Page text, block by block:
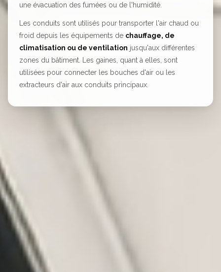
une évacuation des fumées ou de l'humidité.
Les conduits sont utilisés pour transporter l'air chaud ou
froid depuis les équipements de chauffage, de
climatisation ou de ventilation jusqu'aux différentes
zones du bâtiment. Les gaines, quant à elles, sont
utilisées pour connecter les bouches d'air ou les
extracteurs d'air aux conduits principaux.